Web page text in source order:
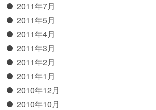
2011年7月
2011年5月
2011年4月
2011年3月
2011年2月
2011年1月
2010年12月
2010年10月